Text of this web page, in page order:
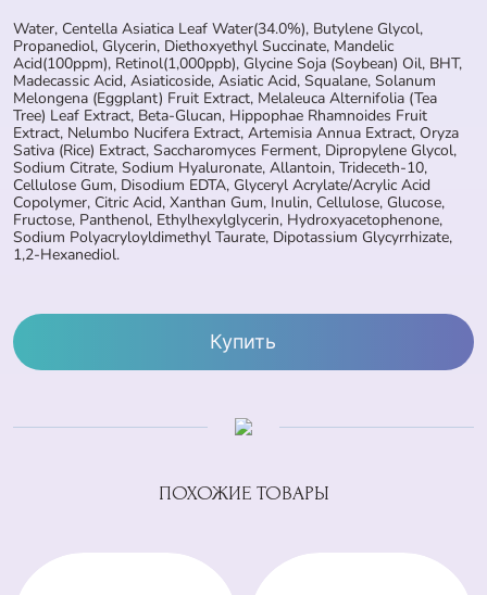
Water, Centella Asiatica Leaf Water(34.0%), Butylene Glycol,
Propanediol, Glycerin, Diethoxyethyl Succinate, Mandelic
Acid(100ppm), Retinol(1,000ppb), Glycine Soja (Soybean) Oil, BHT,
Madecassic Acid, Asiaticoside, Asiatic Acid, Squalane, Solanum
Melongena (Eggplant) Fruit Extract, Melaleuca Alternifolia (Tea
Tree) Leaf Extract, Beta-Glucan, Hippophae Rhamnoides Fruit
Extract, Nelumbo Nucifera Extract, Artemisia Annua Extract, Oryza
Sativa (Rice) Extract, Saccharomyces Ferment, Dipropylene Glycol,
Sodium Citrate, Sodium Hyaluronate, Allantoin, Trideceth-10,
Cellulose Gum, Disodium EDTA, Glyceryl Acrylate/Acrylic Acid
Copolymer, Citric Acid, Xanthan Gum, Inulin, Cellulose, Glucose,
Fructose, Panthenol, Ethylhexylglycerin, Hydroxyacetophenone,
Sodium Polyacryloyldimethyl Taurate, Dipotassium Glycyrrhizate,
1,2-Hexanediol.
Купить
ПОХОЖИЕ ТОВАРЫ